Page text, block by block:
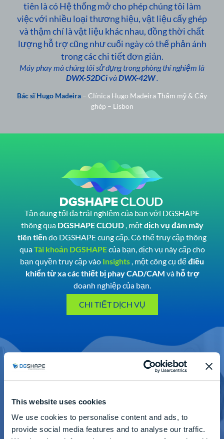
This website uses cookies
We use cookies to personalise content and ads, to
provide social media features and to analyse our traffic.
tiên là có Hệ thống mở cho phép chúng tôi làm
việc với nhiều loại thương hiệu, vật liệu cấy ghép
và thậm chí là vật liệu khác nhau, đồng thời chất
lượng hỗ trợ cũng như cuối ngày có thể phản ánh
trong các chi tiết đơn giản.
Máy phay mà chúng tôi sử dụng trong phòng thí nghiệm là
DWX-52DCivàDWX-42W.
Bác sĩ Hugo Madeira – Clínica Hugo Madeira Thẩm mỹ & Cấy
ghép – Lisbon
Tận dụng tối đa trải nghiệm của bạn với DGSHAPE
thông qua DGSHAPE CLOUD, mộtdịch vụ đám mây
tiên tiếndo DGSHAPE cung cấp. Có thể truy cập thông
quaTài khoản DGSHAPEcủa bạn, dịch vụ này cấp cho
bạn quyền truy cập vào Insights , một công cụ đểđiều
khiển từ xa các thiết bị phay CAD/CAM và hỗ trợ
doanh nghiệp của bạn.
CHI TIẾT DỊCH VỤ